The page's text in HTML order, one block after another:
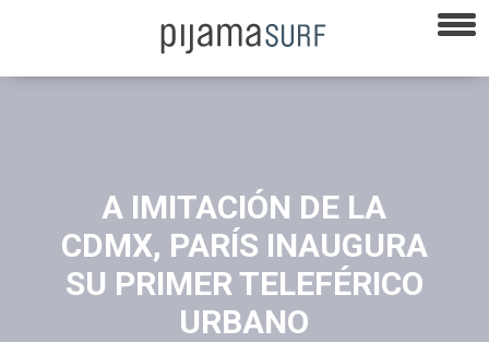
A IMITACIÓN DE LA
CDMX, PARÍS INAUGURA
SU PRIMER TELEFÉRICO
URBANO